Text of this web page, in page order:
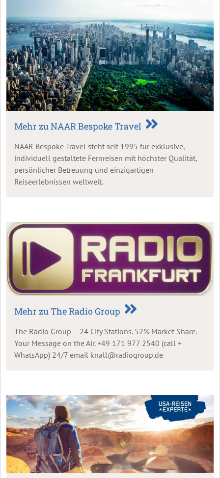
Mehr zu NAAR Bespoke Travel
NAAR Bespoke Travel steht seit 1995 für exklusive,
individuell gestaltete Fernreisen mit höchster Qualität,
persönlicher Betreuung und einzigartigen
Reiseerlebnissen weltweit.
Mehr zu The Radio Group
The Radio Group – 24 City Stations. 52% Market Share.
Your Message on the Air. +49 171 977 2540 (call +
WhatsApp) 24/7 email knall@radiogroup.de